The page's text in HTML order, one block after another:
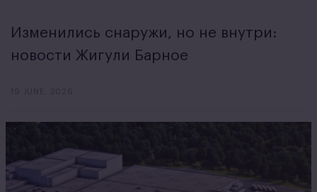
Изменились снаружи, но не внутри:
новости Жигули Барное